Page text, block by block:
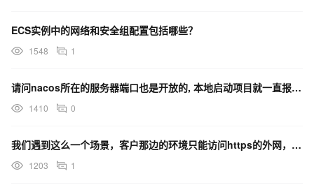
ECS实例中的网络和安全组配置包括哪些？
1548 1
请问nacos所在的服务器端口也是开放的, 本地启动项目就一直报这个错误，要怎么解决呢？
1410 0
我们遇到这么一个场景，客户那边的环境只能访问https的外网，现在想在服务器上装arms，安装时安装
1203 1